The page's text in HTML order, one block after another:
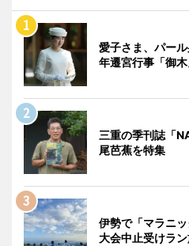
愛子さま、パー
年遷宮行事「御
三重の季刊誌「
尾芭蕉を特集
伊勢で「マラニ
大会中止受けラ